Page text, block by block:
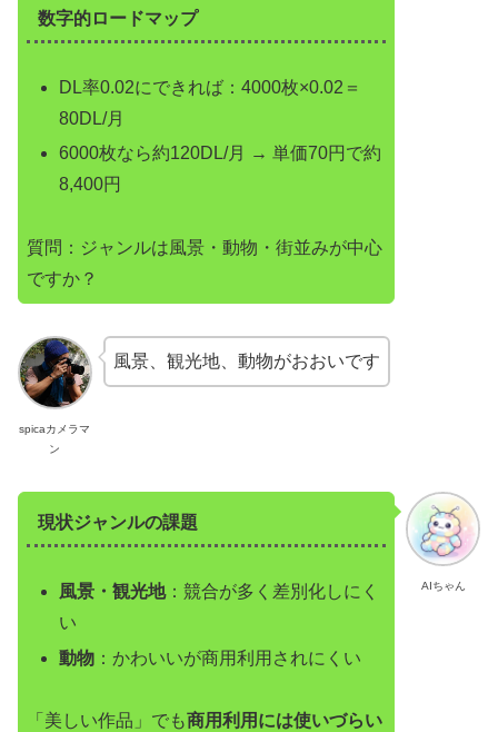
数字的ロードマップ
DL率0.02にできれば：4000枚×0.02＝
80DL/月
6000枚なら約120DL/月 → 単価70円で約
8,400円
質問：ジャンルは風景・動物・街並みが中心
ですか？
spicaカメラマ
ン
風景、観光地、動物がおおいです
AIちゃん
現状ジャンルの課題
風景・観光地：競合が多く差別化しにく
い
動物 ：かわいいが商用利用されにくい
「美しい作品」でも商用利用には使いづらい